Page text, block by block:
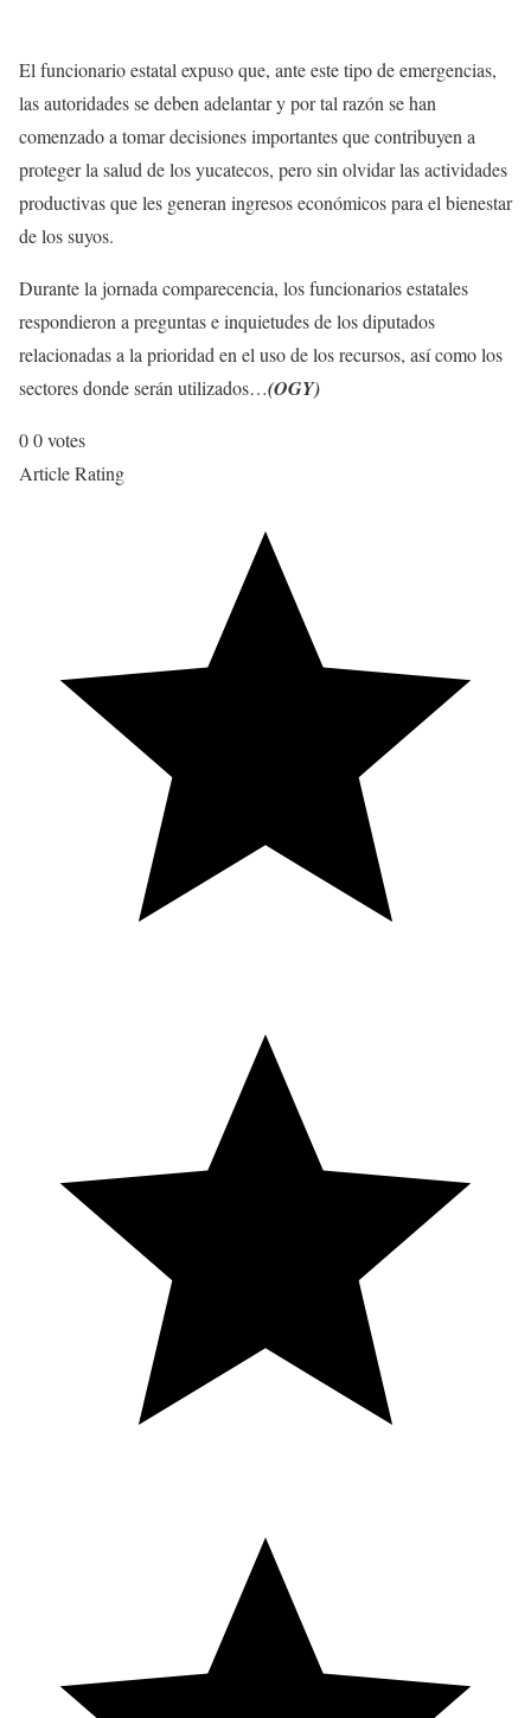
El funcionario estatal expuso que, ante este tipo de emergencias,
las autoridades se deben adelantar y por tal razón se han
comenzado a tomar decisiones importantes que contribuyen a
proteger la salud de los yucatecos, pero sin olvidar las actividades
productivas que les generan ingresos económicos para el bienestar
de los suyos.
Durante la jornada comparecencia, los funcionarios estatales
respondieron a preguntas e inquietudes de los diputados
relacionadas a la prioridad en el uso de los recursos, así como los
sectores donde serán utilizados…(OGY)
00votes
Article Rating